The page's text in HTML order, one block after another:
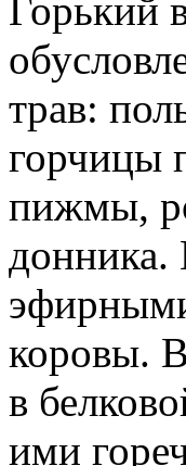
Горький
трав:
горчицы
пижмы,
донника.
коровы.
в
ими